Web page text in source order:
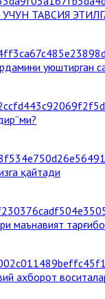
ТАВСИЯ
уюштирган
қайтади
маънавият
ахборот